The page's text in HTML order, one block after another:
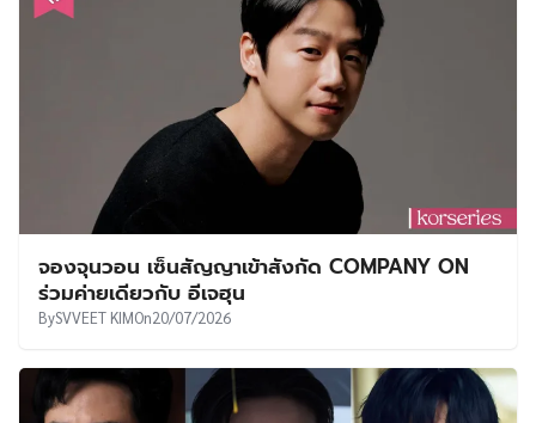
จองจุนวอน เซ็นสัญญาเข้าสังกัด COMPANY ON
ร่วมค่ายเดียวกับ อีเจฮุน
BySVVEET KIMOn20/07/2026